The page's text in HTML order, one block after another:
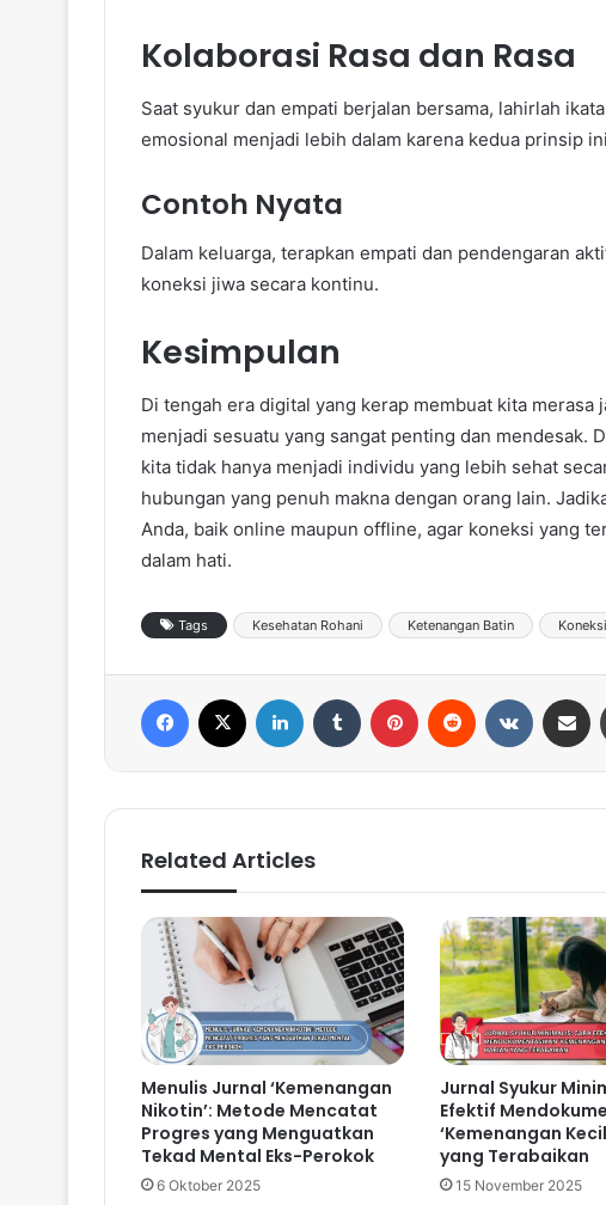
Kolaborasi Rasa dan Rasa
Saat syukur dan empati berjalan bersama, lahirlah
emosional menjadi lebih dalam karena kedua prinsip
Contoh Nyata
Dalam keluarga, terapkan empati dan pendengaran
koneksi jiwa secara kontinu.
Kesimpulan
Di tengah era digital yang kerap membuat kita
menjadi sesuatu yang sangat penting dan mendesak.
kita tidak hanya menjadi individu yang lebih sehat
hubungan yang penuh makna dengan orang lain.
Anda, baik online maupun offline, agar koneksi yang
dalam hati.
Tags Kesehatan Rohani Ketenangan Batin
Related Articles
Menulis Jurnal ‘Kemenangan
Nikotin’: Metode Mencatat
Progres yang Menguatkan
Tekad Mental Eks-Perokok
6 Oktober 2025
Jurnal Syukur
Efektif
‘Kemenangan
yang Terabaikan
15 November 2025